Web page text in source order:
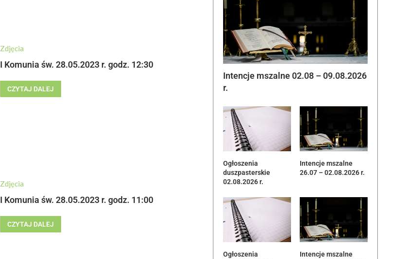
Zdjęcia
I Komunia św. 28.05.2023 r. godz. 12:30
CZYTAJ DALEJ
Zdjęcia
I Komunia św. 28.05.2023 r. godz. 11:00
CZYTAJ DALEJ
Intencje mszalne 02.08 – 09.08.2026
r.
Ogłoszenia
duszpasterskie
02.08.2026 r.
Intencje mszalne
26.07 – 02.08.2026 r.
Ogłoszenia
Intencje mszalne